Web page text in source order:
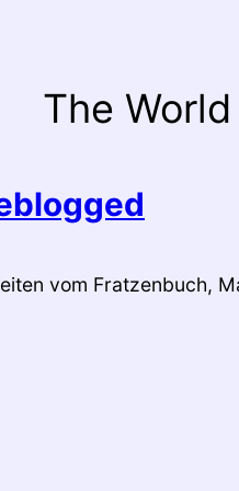
The
vom Fratzenbuch,